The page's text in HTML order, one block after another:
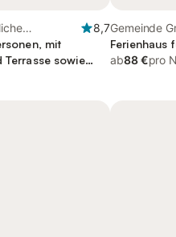
8,7
mit
Terrasse sowie
Gemeinde
Ferienhaus
ab88 €pro